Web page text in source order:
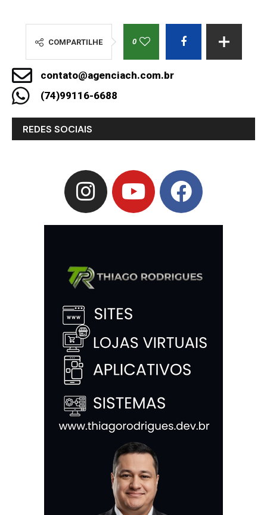
COMPARTILHE 0
contato@agenciach.com.br
(74)99116-6688
REDES SOCIAIS